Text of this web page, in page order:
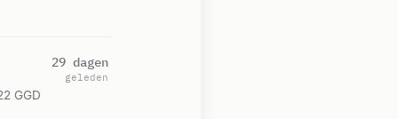
GGD
29 dagen
geleden